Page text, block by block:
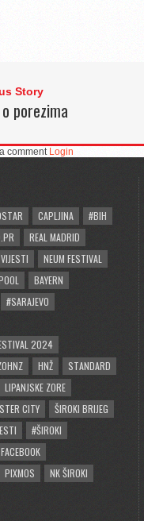
Story
porezima
comment Login
CAPLJINA
#BIH
REAL MADRID
NEUM FESTIVAL
BAYERN
#SARAJEVO
2024
HNŽ
STANDARD
LIPANJSKE ZORE
CITY
ŠIROKI BRIJEG
#ŠIROKI
FACEBOOK
PIXMOS NK ŠIROKI